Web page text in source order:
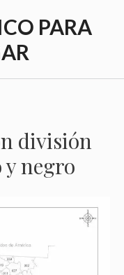
PARA
división
negro